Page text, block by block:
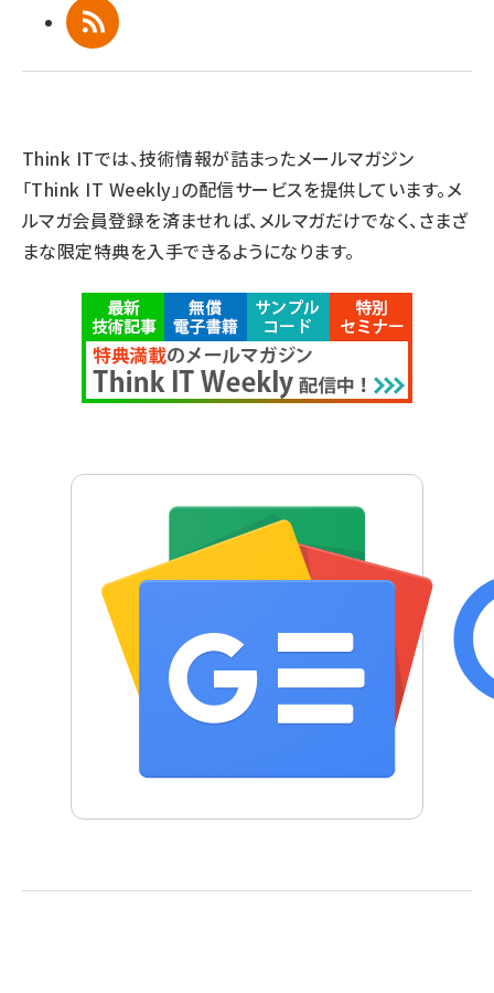
RSS
Think ITでは、技術情報が詰まったメールマガジン
「Think IT Weekly」の配信サービスを提供しています。メ
ルマガ会員登録を済ませれば、メルマガだけでなく、さまざ
まな限定特典を入手できるようになります。